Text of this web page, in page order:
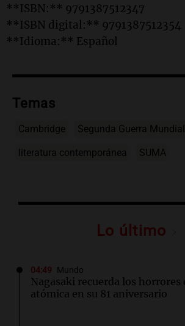
**ISBN:** 9791387512347
**ISBN digital:** 9791387512354
**Idioma:** Español
Temas
Cambridge Segunda Guerra Mundial
literatura contemporánea SUMA
Lo último
04:49 Mundo
Nagasaki recuerda los horrores
atómica en su 81 aniversario